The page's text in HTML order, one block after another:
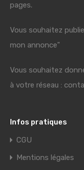
pages.
Vous souhaitez
mon annonce"
Vous souhaitez
à votre réseau :
Infos pratiques
CGU
Mentions légales